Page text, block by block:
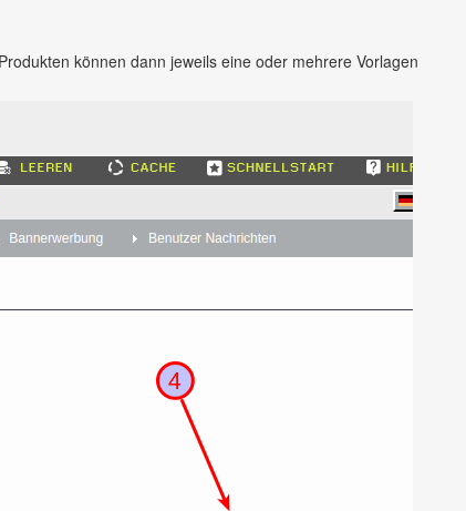
können dann jeweils eine oder mehrere Vorlagen